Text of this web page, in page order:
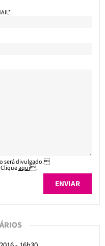
será divulgado.
aqui.